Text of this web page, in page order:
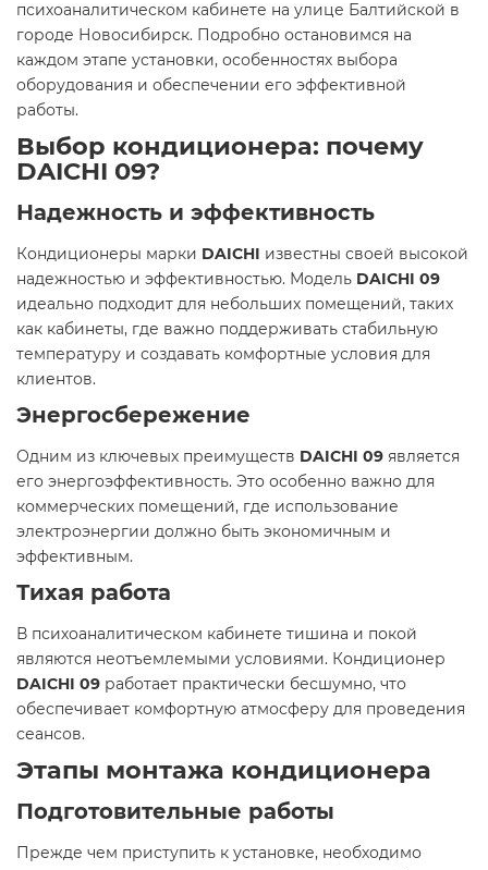
психоаналитическом кабинете на улице Балтийской в
городе Новосибирск. Подробно остановимся на
каждом этапе установки, особенностях выбора
оборудования и обеспечении его эффективной
работы.
Выбор кондиционера: почему
DAICHI 09?
Надежность и эффективность
Кондиционеры марки DAICHI известны своей высокой
надежностью и эффективностью. Модель DAICHI 09
идеально подходит для небольших помещений, таких
как кабинеты, где важно поддерживать стабильную
температуру и создавать комфортные условия для
клиентов.
Энергосбережение
Одним из ключевых преимуществ DAICHI 09 является
его энергоэффективность. Это особенно важно для
коммерческих помещений, где использование
электроэнергии должно быть экономичным и
эффективным.
Тихая работа
В психоаналитическом кабинете тишина и покой
являются неотъемлемыми условиями. Кондиционер
DAICHI 09 работает практически бесшумно, что
обеспечивает комфортную атмосферу для проведения
сеансов.
Этапы монтажа кондиционера
Подготовительные работы
Прежде чем приступить к установке, необходимо